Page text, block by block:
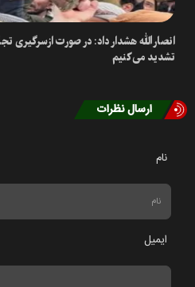
انصارالله هشدار داد: در صورت ازسرگیری
تشدید می‌کنیم
ارسال نظرات
نام
ایمیل